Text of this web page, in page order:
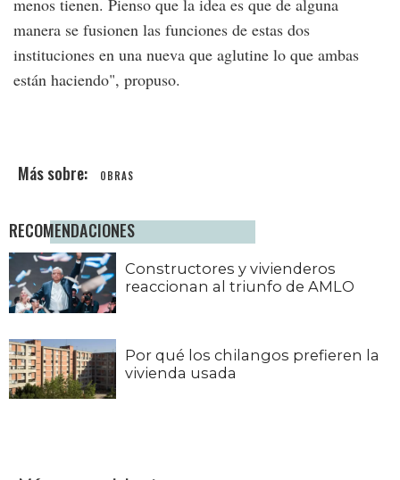
menos tienen. Pienso que la idea es que de alguna
manera se fusionen las funciones de estas dos
instituciones en una nueva que aglutine lo que ambas
están haciendo", propuso.
OBRAS
RECOMENDACIONES
Constructores y vivienderos
reaccionan al triunfo de AMLO
Por qué los chilangos prefieren la
vivienda usada